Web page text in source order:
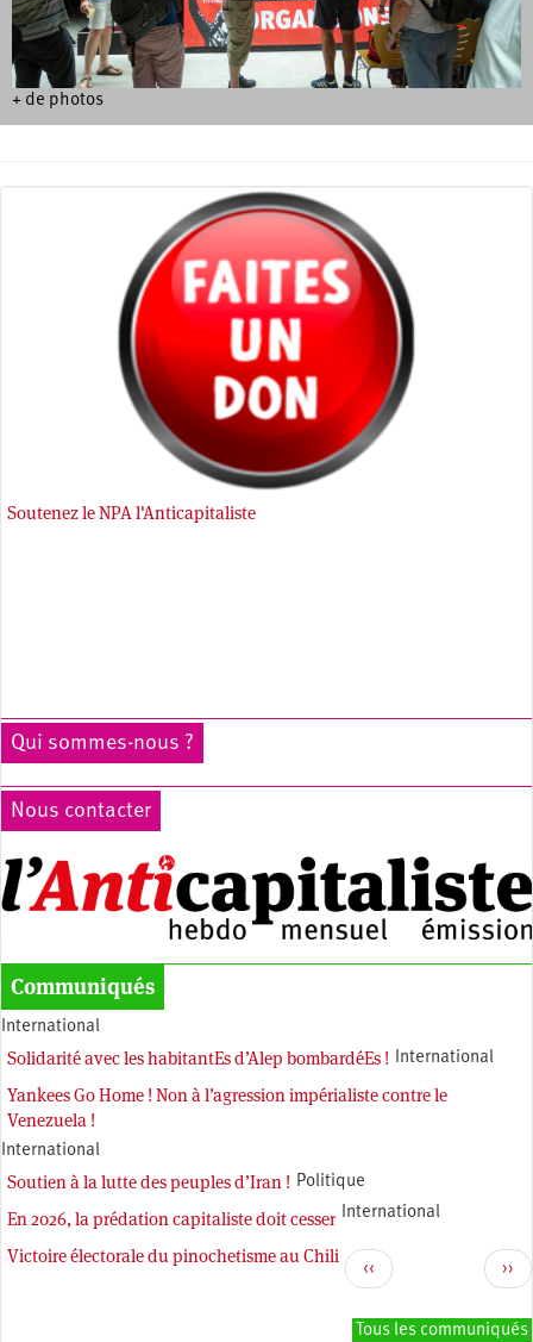
+ de photos
Soutenez le NPA l'Anticapitaliste
Qui sommes-nous ?
Nous contacter
Communiqués
International
Solidarité avec les habitantEs d’Alep bombardéEs ! International
Yankees Go Home ! Non à l’agression impérialiste contre le
Venezuela !
International
Soutien à la lutte des peuples d’Iran ! Politique
En 2026, la prédation capitaliste doit cesser International
Victoire électorale du pinochetisme au Chili
Pagination
Page
précédente
‹‹ ››
Tous les communiqués